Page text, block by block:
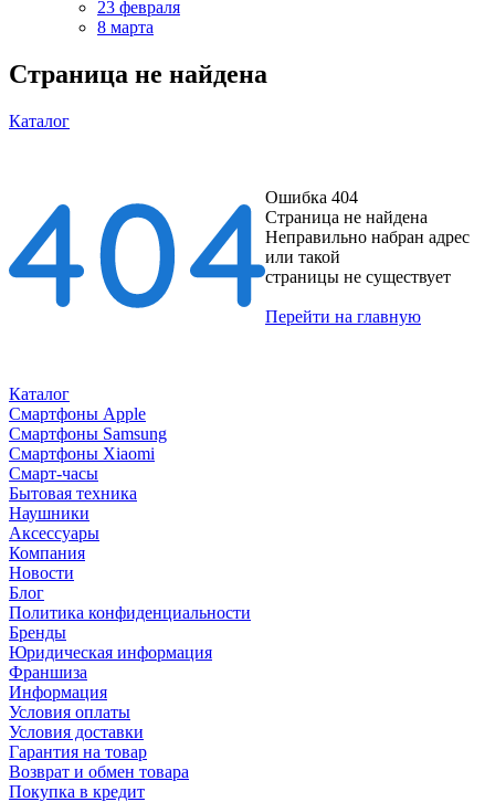
23 февраля
8 марта
Страница не найдена
Каталог
Ошибка 404
Страница не найдена
Неправильно набран адрес
или такой
страницы не существует
Перейти на главную
Каталог
Смартфоны Apple
Смартфоны Samsung
Смартфоны Xiaomi
Смарт-часы
Бытовая техника
Наушники
Аксессуары
Компания
Новости
Блог
Политика конфиденциальности
Бренды
Юридическая информация
Франшиза
Информация
Условия оплаты
Условия доставки
Гарантия на товар
Возврат и обмен товара
Покупка в кредит